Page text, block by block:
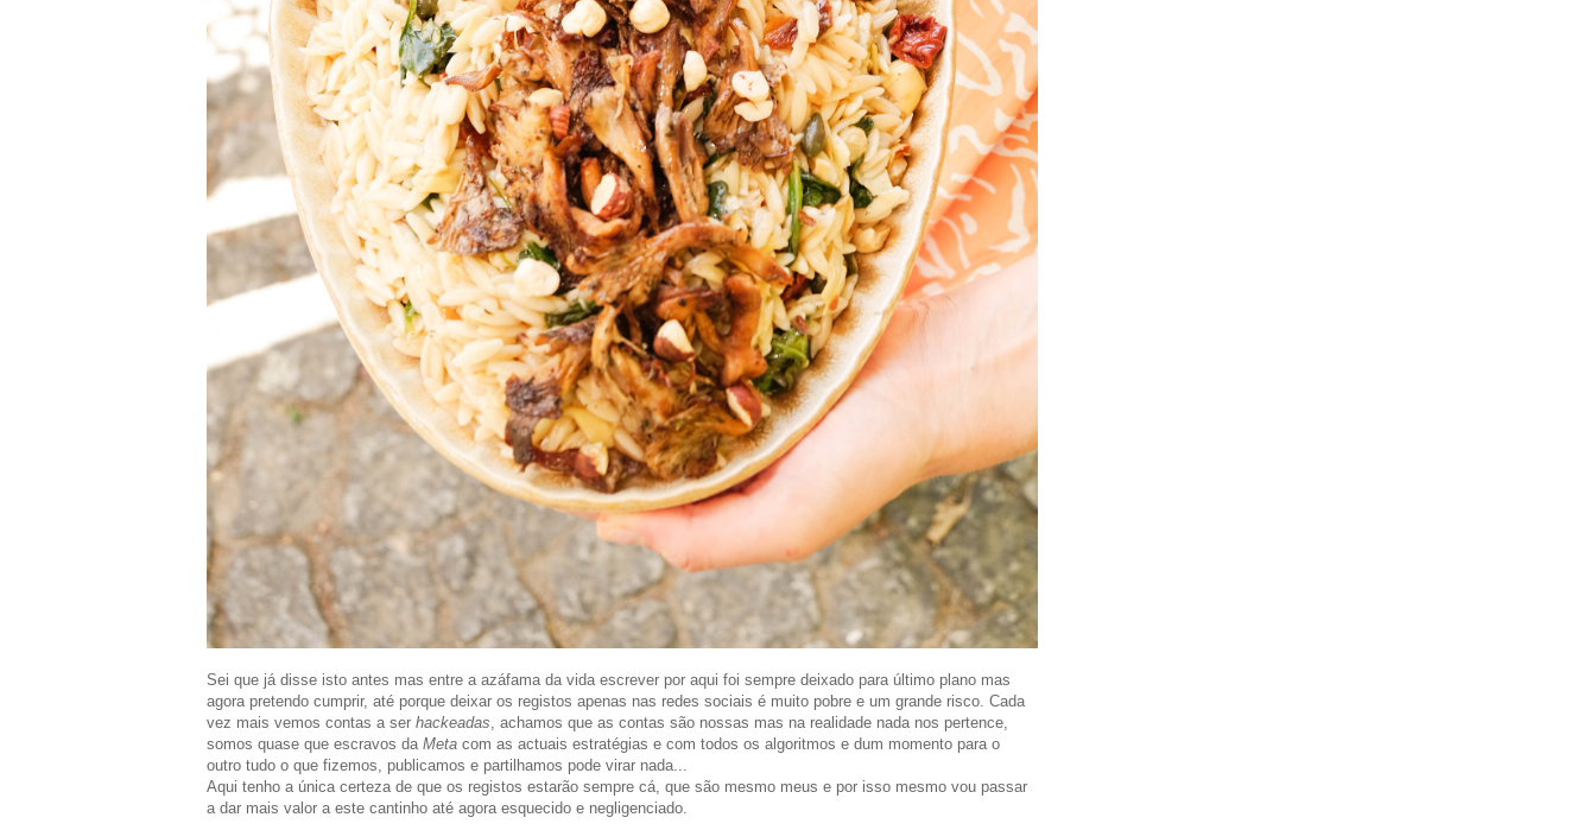
Sei que já disse isto antes mas entre a azáfama da vida escrever por aqui foi sempre deixado para último plano mas
agora pretendo cumprir, até porque deixar os registos apenas nas redes sociais é muito pobre e um grande risco. Cada
vez mais vemos contas a ser hackeadas, achamos que as contas são nossas mas na realidade nada nos pertence,
somos quase que escravos da Meta com as actuais estratégias e com todos os algoritmos e dum momento para o
outro tudo o que fizemos, publicamos e partilhamos pode virar nada...
Aqui tenho a única certeza de que os registos estarão sempre cá, que são mesmo meus e por isso mesmo vou passar
a dar mais valor a este cantinho até agora esquecido e negligenciado.